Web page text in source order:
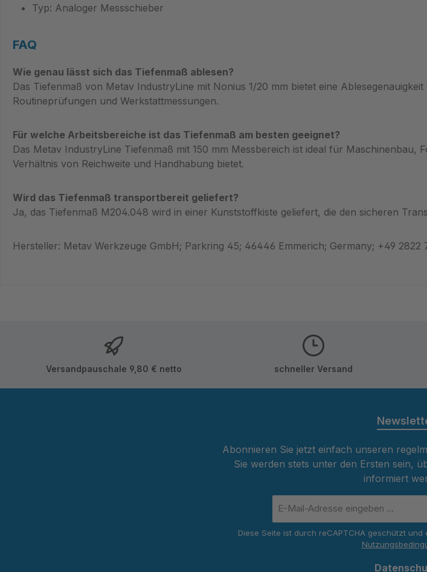
Typ: Analoger Messschieber
FAQ
Wie genau lässt sich das Tiefenmaß ablesen?
Das Tiefenmaß von Metav IndustryLine mit Nonius 1/20 mm bietet eine
Routineprüfungen und Werkstattmessungen.
Für welche Arbeitsbereiche ist das Tiefenmaß am besten geeignet?
Das Metav IndustryLine Tiefenmaß mit 150 mm Messbereich ist ideal für
Verhältnis von Reichweite und Handhabung bietet.
Wird das Tiefenmaß transportbereit geliefert?
Ja, das Tiefenmaß M204.048 wird in einer Kunststoffkiste geliefert, die den sicheren
Hersteller: Metav Werkzeuge GmbH; Parkring 45; 46446 Emmerich; Germany; +49 2822
Versandpauschale 9,80 € netto schneller Versand
Abonnieren Sie jetzt einfach unseren
Sie werden stets unter den Ersten sein,
informiert
Mail-
Adresse
*
Diese Seite ist durch reCAPTCHA geschützt und